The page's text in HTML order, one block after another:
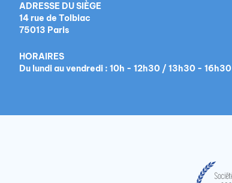
ADRESSE DU SIÈGE
14 rue de Tolbiac
75013 Paris
HORAIRES
Du lundi au vendredi : 10h - 12h30 / 13h30 - 16h30